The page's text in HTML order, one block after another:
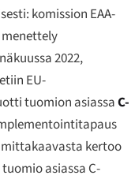
komission EAA-
2022,
EU-
tuomion asiassaC-
mittakaavasta kertoo
asiassa C-